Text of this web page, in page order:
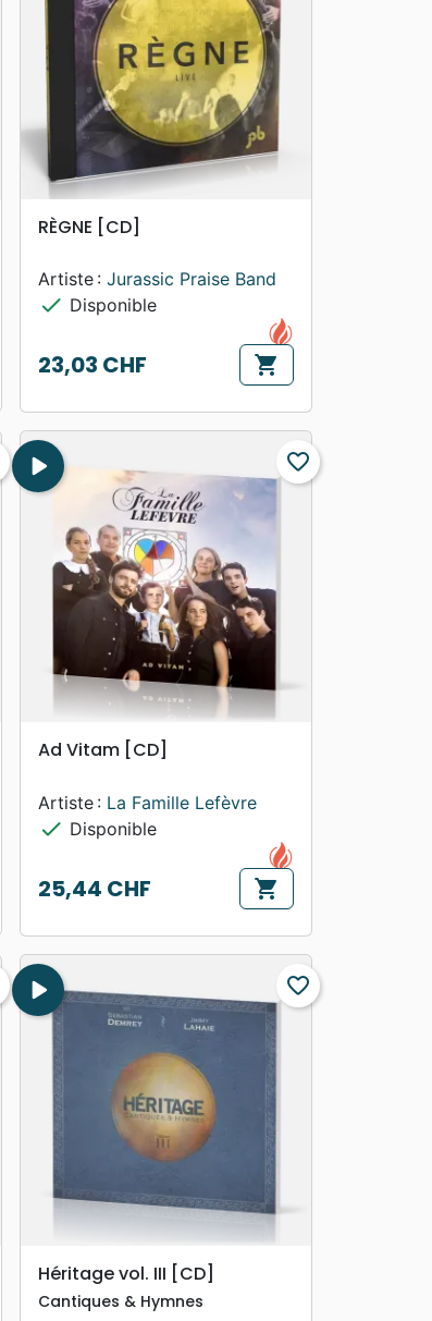
searchAPERÇU RAPIDE
RÈGNE [CD]
Artiste : Jurassic Praise Band
check Disponible
Prix
23,03 CHF shopping_cart
search APERÇU RAPIDE
play_arrow favorite_border
Ad Vitam [CD]
Artiste : La Famille Lefèvre
check Disponible
Prix
25,44 CHF shopping_cart
search APERÇU RAPIDE
play_arrow favorite_border
Héritage vol. III [CD]
Cantiques & Hymnes